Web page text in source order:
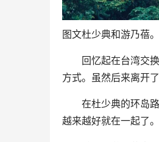
图文杜少典和游乃蓓
回忆起在台湾交换
方式。虽然后来离开
在杜少典的环岛路
越来越好就在一起了。